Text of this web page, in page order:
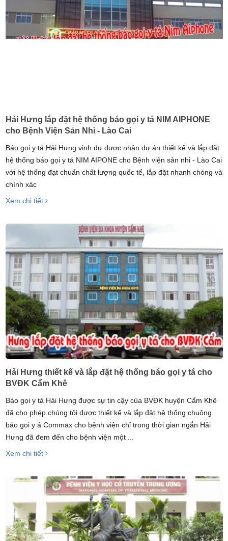
Hải Hưng lắp đặt hệ thống báo gọi y tá NIM AIPHONE
cho Bệnh Viện Sản Nhi - Lào Cai
Báo gọi y tá Hải Hưng vinh dự được nhận dự án thiết kế và lắp đặt
hệ thống báo gọi y tá NIM AIPONE cho Bệnh viện sản nhi - Lào Cai
với hệ thống đạt chuẩn chất lượng quốc tế, lắp đặt nhanh chóng và
chính xác
Xem chi tiết
Hải Hưng thiết kế và lắp đặt hệ thống báo gọi y tá cho
BVĐK Cẩm Khê
Báo gọi y tá Hải Hưng được sự tin cậy của BVĐK huyện Cẩm Khê
đã cho phép chúng tôi được thiết kế và lắp đặt hệ thống chuông
báo gọi y á Commax cho bệnh viện chỉ trong thời gian ngắn Hải
Hưng đã đem đến cho bệnh viện một ...
Xem chi tiết